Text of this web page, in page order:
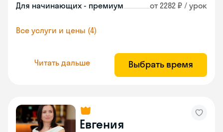
Для начинающих - премиум от 2282 ₽ / урок
Все услуги и цены (4)
Читать дальше Выбрать время
Евгения